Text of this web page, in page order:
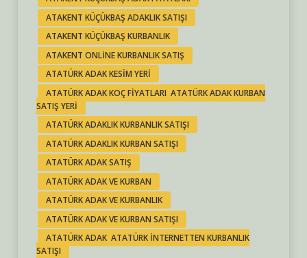
ATAKENT KÜÇÜKBAŞ ADAKLIK SATIŞI
ATAKENT KÜÇÜKBAŞ KURBANLIK
ATAKENT ONLINE KURBANLIK SATIŞ
ATATÜRK ADAK KESIM YERI
ATATÜRK ADAK KOÇ FIYATLARI ATATÜRK ADAK KURBAN
SATIŞ YERI
ATATÜRK ADAKLIK KURBANLIK SATIŞI
ATATÜRK ADAKLIK KURBAN SATIŞI
ATATÜRK ADAK SATIŞ
ATATÜRK ADAK VE KURBAN
ATATÜRK ADAK VE KURBANLIK
ATATÜRK ADAK VE KURBAN SATIŞI
ATATÜRK ADAK ATATÜRK INTERNETTEN KURBANLIK
SATIŞI